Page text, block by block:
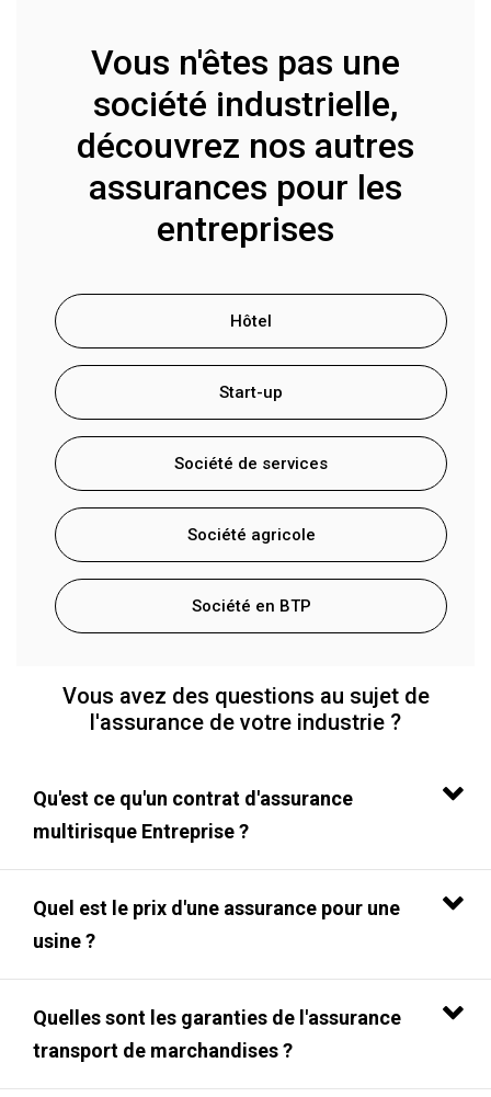
Vous n'êtes pas une
société industrielle,
découvrez nos autres
assurances pour les
entreprises
Hôtel
Start-up
Société de services
Société agricole
Société en BTP
Vous avez des questions au sujet de
l'assurance de votre industrie ?
Qu'est ce qu'un contrat d'assurance
multirisque Entreprise ?
Quel est le prix d'une assurance pour une
usine ?
Quelles sont les garanties de l'assurance
transport de marchandises ?